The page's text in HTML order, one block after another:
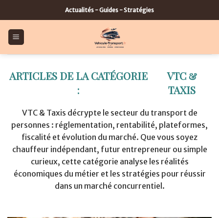
to
content
Actualités - Guides - Stratégies
VTC &
TAXIS
VTC & Taxis décrypte le secteur du transport de
personnes : réglementation, rentabilité, plateformes,
fiscalité et évolution du marché. Que vous soyez
chauffeur indépendant, futur entrepreneur ou simple
curieux, cette catégorie analyse les réalités
économiques du métier et les stratégies pour réussir
dans un marché concurrentiel.